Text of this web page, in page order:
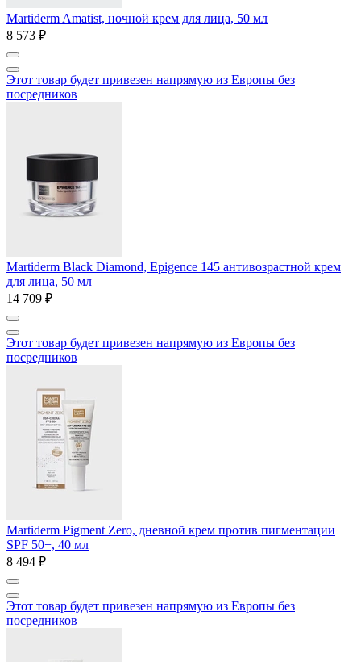
Martiderm Amatist, ночной крем для лица, 50 мл
8 573 ₽
Этот товар будет привезен напрямую из Европы без
посредников
Martiderm Black Diamond, Epigence 145 антивозрастной крем
для лица, 50 мл
14 709 ₽
Этот товар будет привезен напрямую из Европы без
посредников
Martiderm Pigment Zero, дневной крем против пигментации
SPF 50+, 40 мл
8 494 ₽
Этот товар будет привезен напрямую из Европы без
посредников